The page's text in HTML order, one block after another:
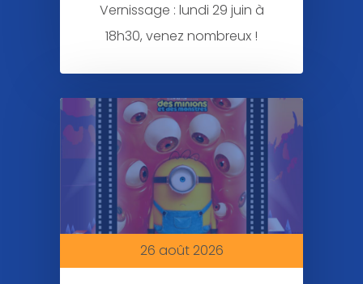
Vernissage : lundi 29 juin à
18h30, venez nombreux !
26 août 2026